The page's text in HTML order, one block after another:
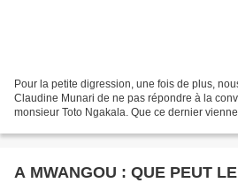
Pour la petite digression, une fois de plus,
Claudine Munari de ne pas répondre à la
monsieur Toto Ngakala. Que ce dernier
A MWANGOU : QUE PEUT